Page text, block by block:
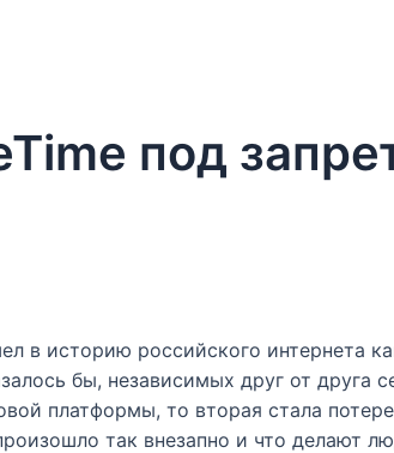
под
в историю российского интернета
бы, независимых друг от друга
платформы, то вторая стала
так внезапно и что делают